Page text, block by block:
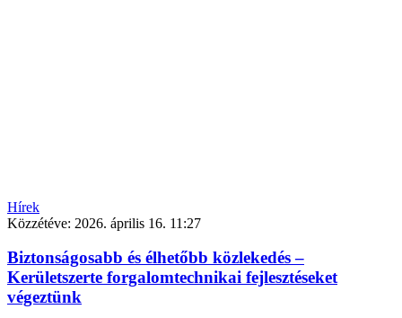
Hírek
Közzétéve: 2026. április 16. 11:27
Biztonságosabb és élhetőbb közlekedés –
Kerületszerte forgalomtechnikai fejlesztéseket
végeztünk